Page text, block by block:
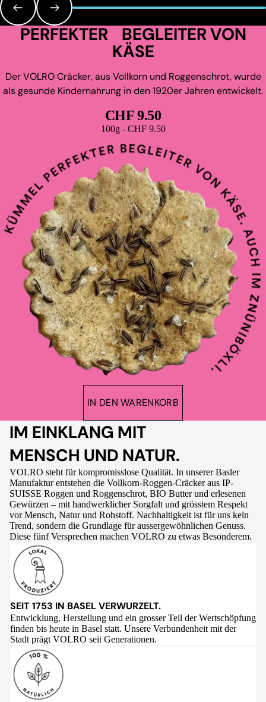
PERFEKTER BEGLEITER VON
KÄSE
Der VOLRO Cräcker, aus Vollkorn und Roggenschrot, wurde
als gesunde Kindernahrung in den 1920er Jahren entwickelt.
CHF 9.50
Grundpreis
100g - CHF 9.50
IN DEN WARENKORB
IM EINKLANG MIT
MENSCH UND NATUR.
VOLRO steht für kompromisslose Qualität. In unserer Basler
Manufaktur entstehen die Vollkorn-Roggen-Cräcker aus IP-
SUISSE Roggen und Roggenschrot, BIO Butter und erlesenen
Gewürzen – mit handwerklicher Sorgfalt und grösstem Respekt
vor Mensch, Natur und Rohstoff. Nachhaltigkeit ist für uns kein
Trend, sondern die Grundlage für aussergewöhnlichen Genuss.
Diese fünf Versprechen machen VOLRO zu etwas Besonderem.
SEIT 1753 IN BASEL VERWURZELT.
Entwicklung, Herstellung und ein grosser Teil der Wertschöpfung
finden bis heute in Basel statt. Unsere Verbundenheit mit der
Stadt prägt VOLRO seit Generationen.